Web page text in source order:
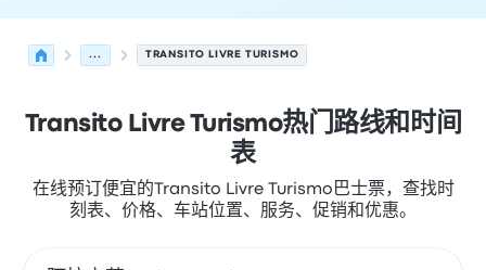
... TRANSITO LIVRE TURISMO
Transito Livre Turismo热门路线和时间
表
在线预订便宜的Transito Livre Turismo巴士票，查找时
刻表、价格、车站位置、服务、促销和优惠。